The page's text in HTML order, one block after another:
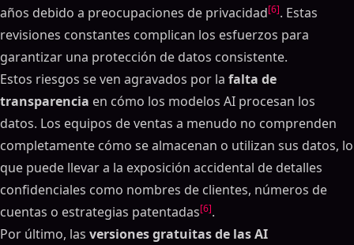
años debido a preocupaciones de privacidad[6]. Estas
revisiones constantes complican los esfuerzos para
garantizar una protección de datos consistente.
Estos riesgos se ven agravados por la falta de
transparencia en cómo los modelos AI procesan los
datos. Los equipos de ventas a menudo no comprenden
completamente cómo se almacenan o utilizan sus datos, lo
que puede llevar a la exposición accidental de detalles
confidenciales como nombres de clientes, números de
cuentas o estrategias patentadas[6].
Por último, las versiones gratuitas de las AI